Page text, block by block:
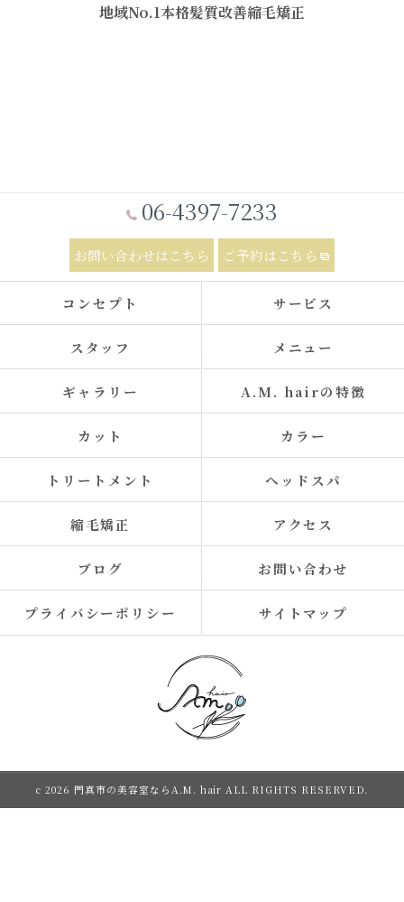
地域No.1本格髪質改善縮毛矯正
06-4397-7233
お問い合わせはこちら ご予約はこちら
コンセプト サービス
スタッフ メニュー
ギャラリー A.M. hairの特徴
カット カラー
トリートメント ヘッドスパ
縮毛矯正 アクセス
ブログ お問い合わせ
プライバシーポリシー サイトマップ
c 2026 門真市の美容室ならA.M. hair ALL RIGHTS RESERVED.